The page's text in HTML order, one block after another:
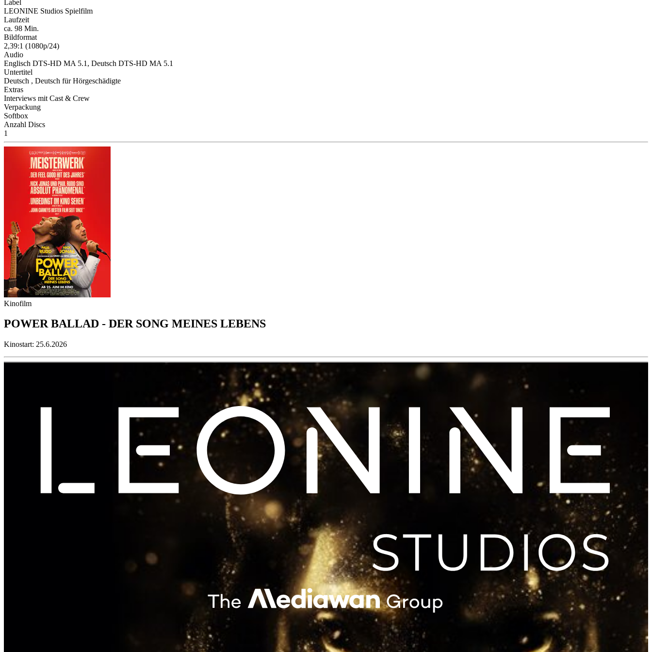
Label
LEONINE Studios Spielfilm
Laufzeit
ca. 98 Min.
Bildformat
2,39:1 (1080p/24)
Audio
Englisch DTS-HD MA 5.1, Deutsch DTS-HD MA 5.1
Untertitel
Deutsch , Deutsch für Hörgeschädigte
Extras
Interviews mit Cast & Crew
Verpackung
Softbox
Anzahl Discs
1
Kinofilm
POWER BALLAD - DER SONG MEINES LEBENS
Kinostart: 25.6.2026